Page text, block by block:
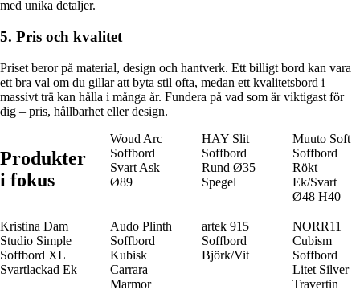
med unika detaljer.
5. Pris och kvalitet
Priset beror på material, design och hantverk. Ett billigt bord kan vara
ett bra val om du gillar att byta stil ofta, medan ett kvalitetsbord i
massivt trä kan hålla i många år. Fundera på vad som är viktigast för
dig – pris, hållbarhet eller design.
Produkter
i fokus
Woud Arc
Soffbord
Svart Ask
Ø89
HAY Slit
Soffbord
Rund Ø35
Spegel
Muuto Soft
Soffbord
Rökt
Ek/Svart
Ø48 H40
Kristina Dam
Studio Simple
Soffbord XL
Svartlackad Ek
Audo Plinth
Soffbord
Kubisk
Carrara
Marmor
artek 915
Soffbord
Björk/Vit
NORR11
Cubism
Soffbord
Litet Silver
Travertin